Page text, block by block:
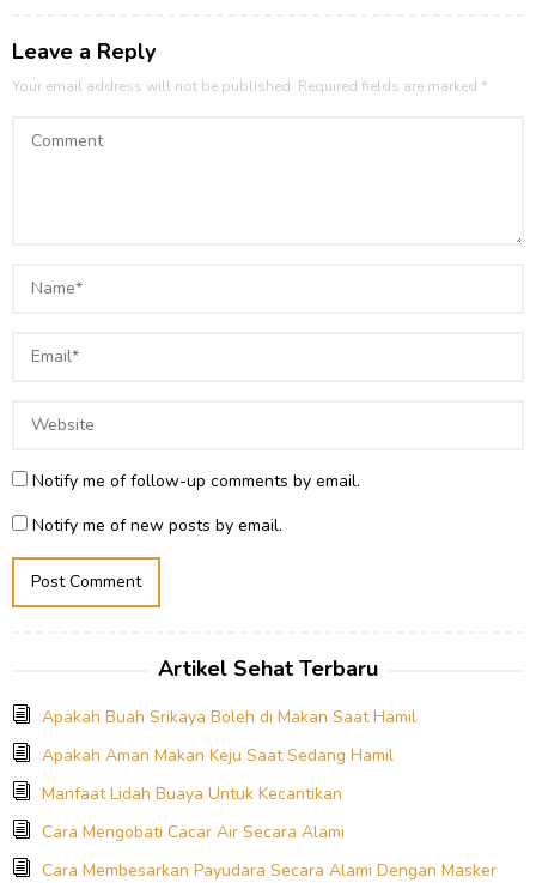
Leave a Reply
Your email address will not be published. Required fields are marked *
Notify me of follow-up comments by email.
Notify me of new posts by email.
Artikel Sehat Terbaru
Apakah Buah Srikaya Boleh di Makan Saat Hamil
Apakah Aman Makan Keju Saat Sedang Hamil
Manfaat Lidah Buaya Untuk Kecantikan
Cara Mengobati Cacar Air Secara Alami
Cara Membesarkan Payudara Secara Alami Dengan Masker